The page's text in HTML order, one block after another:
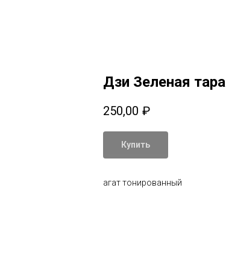
Дзи Зеленая тара
250,00 ₽
Купить
агат тонированный